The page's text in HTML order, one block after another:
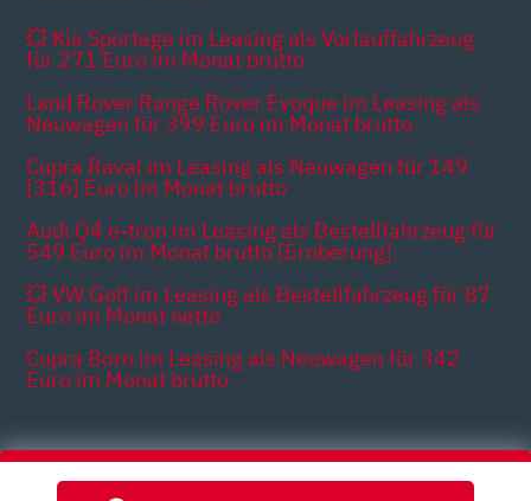
💥 Kia Sportage im Leasing als Vorlauffahrzeug
für 271 Euro im Monat brutto
Land Rover Range Rover Evoque im Leasing als
Neuwagen für 399 Euro im Monat brutto
Cupra Raval im Leasing als Neuwagen für 149
[316] Euro im Monat brutto
Audi Q4 e-tron im Leasing als Bestellfahrzeug für
549 Euro im Monat brutto [Eroberung]
💥 VW Golf im Leasing als Bestellfahrzeug für 87
Euro im Monat netto
Cupra Born im Leasing als Neuwagen für 342
Euro im Monat brutto